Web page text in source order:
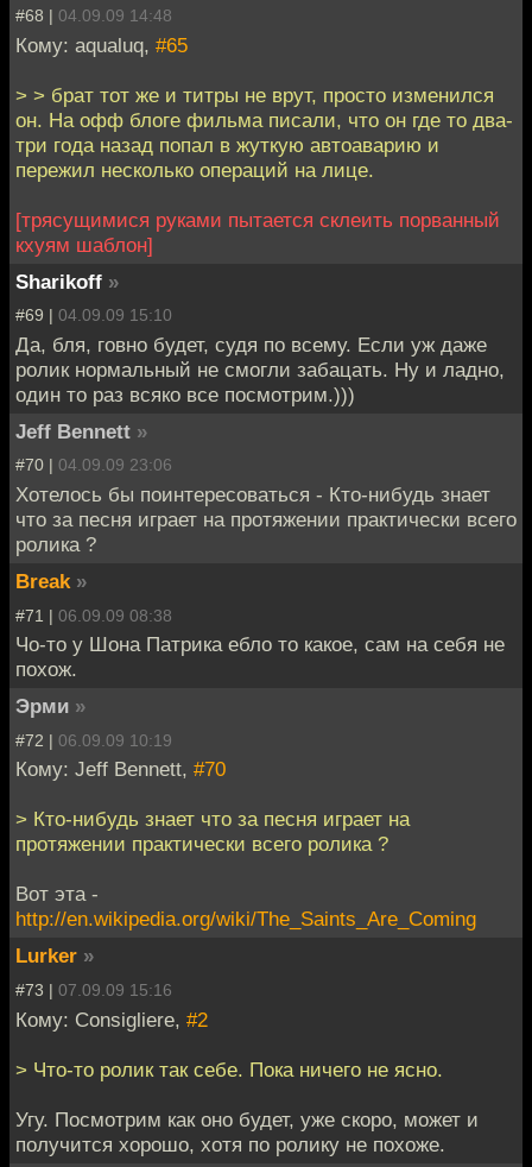
#68 | 04.09.09 14:48
Кому: aqualuq, #65
> > брат тот же и титры не врут, просто изменился
он. На офф блоге фильма писали, что он где то два-
три года назад попал в жуткую автоаварию и
пережил несколько операций на лице.
[трясущимися руками пытается склеить порванный
кхуям шаблон]
Sharikoff »
#69 | 04.09.09 15:10
Да, бля, говно будет, судя по всему. Если уж даже
ролик нормальный не смогли забацать. Ну и ладно,
один то раз всяко все посмотрим.)))
Jeff Bennett »
#70 | 04.09.09 23:06
Хотелось бы поинтересоваться - Кто-нибудь знает
что за песня играет на протяжении практически всего
ролика ?
Break »
#71 | 06.09.09 08:38
Чо-то у Шона Патрика ебло то какое, сам на себя не
похож.
Эрми »
#72 | 06.09.09 10:19
Кому: Jeff Bennett, #70
> Кто-нибудь знает что за песня играет на
протяжении практически всего ролика ?
Вот эта -
http://en.wikipedia.org/wiki/The_Saints_Are_Coming
Lurker »
#73 | 07.09.09 15:16
Кому: Consigliere, #2
> Что-то ролик так себе. Пока ничего не ясно.
Угу. Посмотрим как оно будет, уже скоро, может и
получится хорошо, хотя по ролику не похоже.